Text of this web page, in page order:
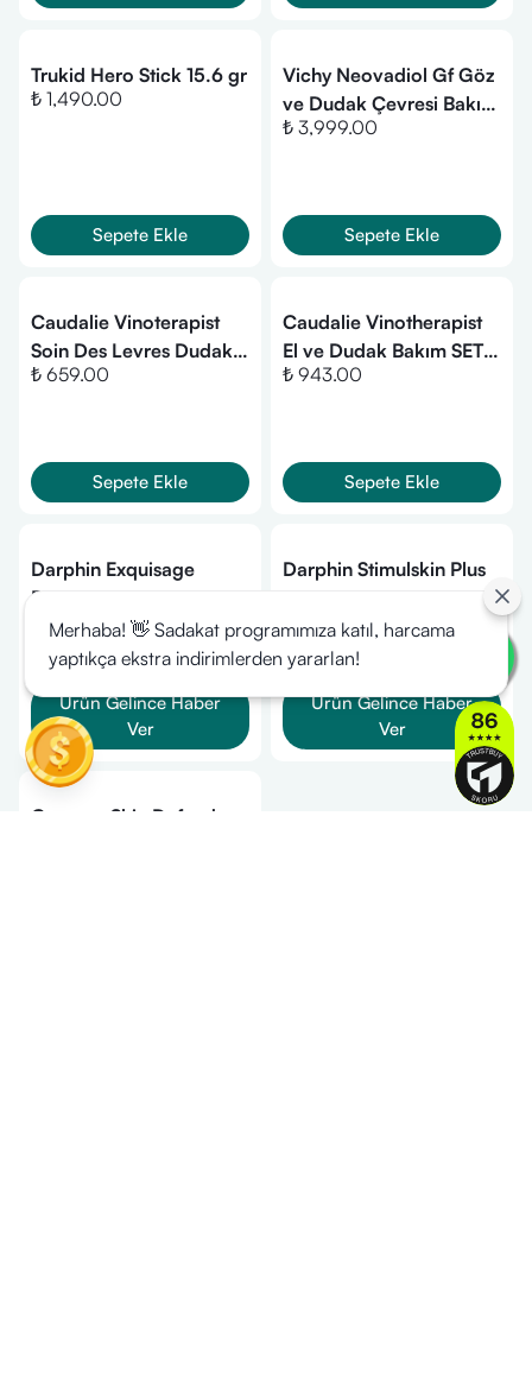
Trukid Hero Stick 15.6 gr
₺ 1,490.00
Sepete Ekle
Vichy Neovadiol Gf Göz
ve Dudak Çevresi Bakım
Kremi 15ml
₺ 3,999.00
Sepete Ekle
Caudalie Vinoterapist
Soin Des Levres Dudak
Bakım Kremi 4.5 g
₺ 659.00
Sepete Ekle
Caudalie Vinotherapist
El ve Dudak Bakım SETİ
(Onarıcı
₺ 943.00
Sepete Ekle
Darphin Exquisage
Beauty Revealing Eye
And Lip Contour Cream
15ml
₺ 4,099.00
Ürün Gelince Haber
Ver
Darphin Stimulskin Plus
Cream 15 ml
₺ 7,399.00
Ürün Gelince Haber
Ver
Genosys Skin Defender
Merhaba! 👋 Sadakat programımıza katıl, harcama
yaptıkça ekstra indirimlerden yararlan!